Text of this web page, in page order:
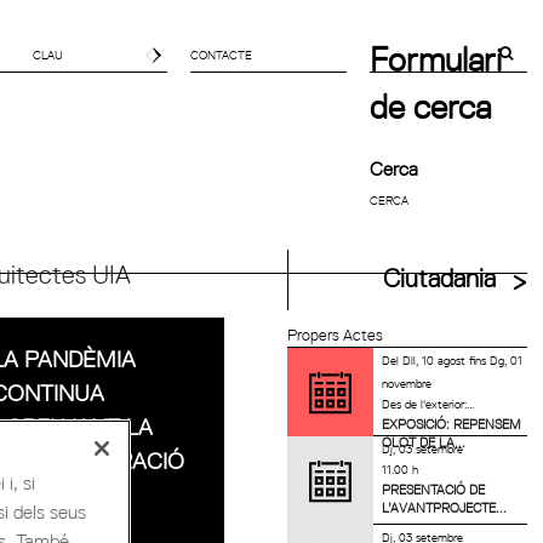
CONTACTE
Formulari
de cerca
Cerca
UIA Ciutadania
Propers Actes
DelDll, 10 agostfinsDg, 01
novembre
Des de l'exterior:...
EXPOSICIÓ: REPENSEM
OLOT DE LA...
Dj, 03 setembre
11.00 h
PRESENTACIÓ DE
L’AVANTPROJECTE...
Dj, 03 setembre
PANDÈMIA
LA
DESACCELERACIÓ
SECTOR
i, si
dels seus